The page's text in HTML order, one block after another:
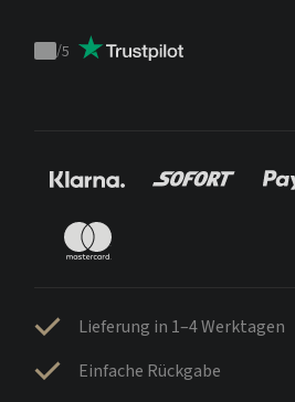
Trustpilot
/5
Lieferung in 1–4 Werktagen
Einfache Rückgabe